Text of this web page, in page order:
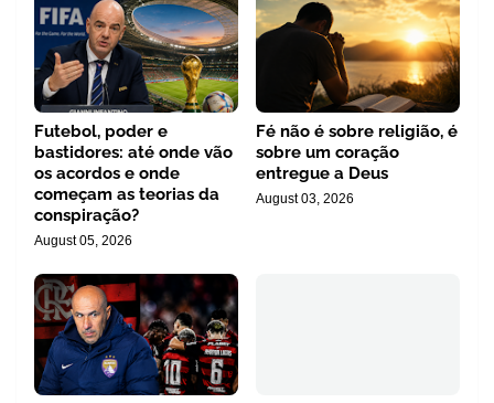
Futebol, poder e
bastidores: até onde vão
os acordos e onde
começam as teorias da
conspiração?
August 05, 2026
Fé não é sobre religião, é
sobre um coração
entregue a Deus
August 03, 2026